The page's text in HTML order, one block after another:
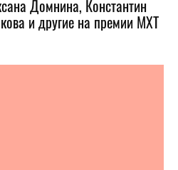
Домнина, Константин
и другие на премии МХТ